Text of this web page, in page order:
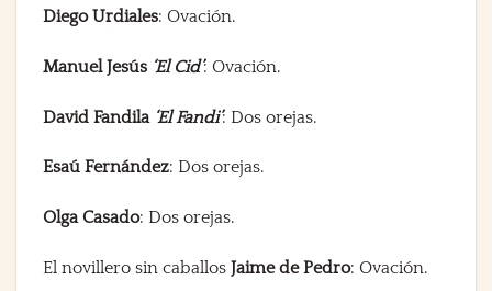
Diego Urdiales: Ovación.
Manuel Jesús ‘El Cid’: Ovación.
David Fandila ‘El Fandi’: Dos orejas.
Esaú Fernández: Dos orejas.
Olga Casado: Dos orejas.
El novillero sin caballos Jaime de Pedro: Ovación.